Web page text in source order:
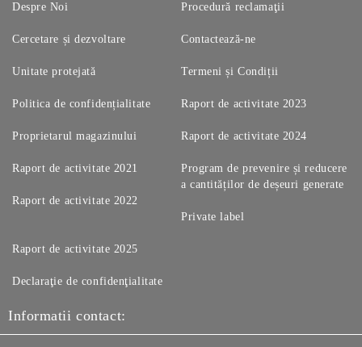
Despre Noi
Cercetare și dezvoltare
Unitate protejată
Procedură reclamaţii
Contactează-ne
Termeni și Condiții
Politica de confidențialitate
Proprietarul magazinului
Raport de activitate 2021
Raport de activitate 2022
Raport de activitate 2023
Raport de activitate 2024
Program de prevenire și reducere
a cantităților de deșeuri generate
Private label
Raport de activitate 2025
Declaraţie de confidenţialitate
Informatii contact: